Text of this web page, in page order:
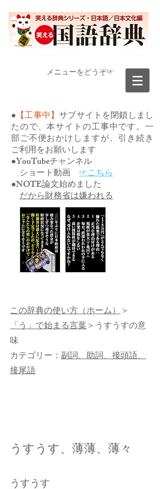
​メニューをどうぞ☞
● 【工事中】サブサイトを閉鎖しまし
たので、本サイトの工事中です。一
部ご不便おかけしますが、引き続き
ご利用をお願いします
●YouTubeチャンネル
ショート動画 ☞こちら
●NOTE論文始めました
だから財務省は嫌われる
この辞典の使い方（ホーム）＞
「う」で始まる言葉＞うすうすの意
味
カテゴリー： 副詞、助詞、接頭語、
接尾語
うすうす、薄薄、薄々
うすうす